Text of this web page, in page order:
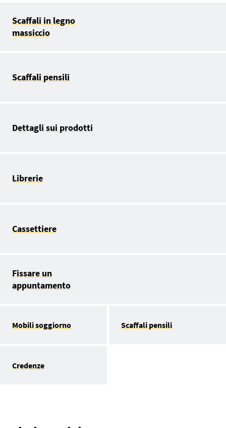
Scaffali in legno
massiccio
Scaffali pensili
Dettagli sui prodotti
Librerie
Cassettiere
Fissare un
appuntamento
Mobili soggiorno Scaffali pensili
Credenze